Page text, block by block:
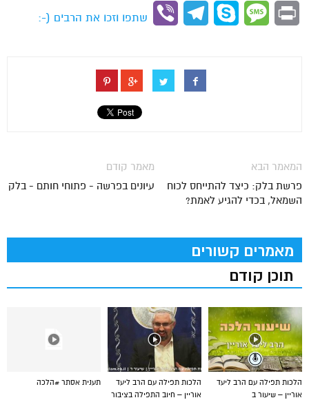
Print
Message
Skype
Telegram
Viber
שתפו וזכו את הרבים (-:
מאמר קודם
עיונים בפרשה - פתוחי חותם - בלק
המאמר הבא
פרשת בלק: כיצד להתייחס לכוח
השמאל, בכדי להגיע לאמת?
מאמרים קשורים
תוכן קודם
תענית אסתר #הלכה
הלכות תפילה עם הרב ליעד
אוריין – חיוב התפילה בציבור
הלכות תפילה עם הרב ליעד
אוריין – שיעור ב